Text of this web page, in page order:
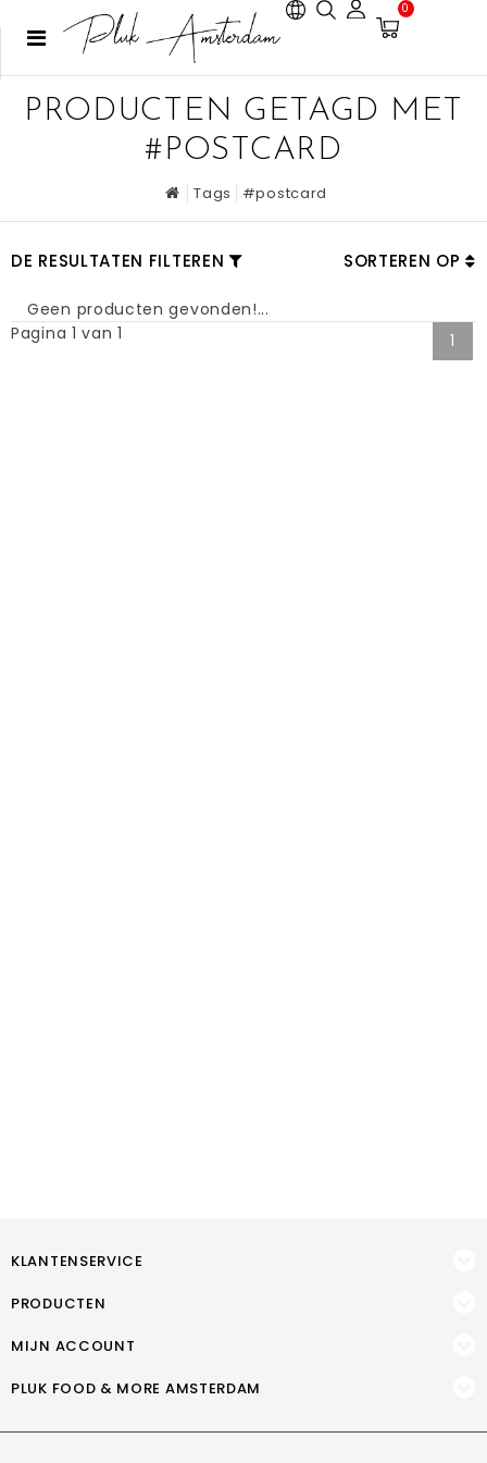
0
PRODUCTEN GETAGD MET
#POSTCARD
Tags #postcard
DE RESULTATEN FILTEREN SORTEREN OP
Geen producten gevonden!...
Pagina 1 van 1
1
KLANTENSERVICE
PRODUCTEN
MIJN ACCOUNT
PLUK FOOD & MORE AMSTERDAM